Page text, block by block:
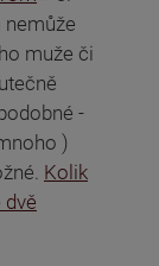
muže či
-
)
Kolik
dvě